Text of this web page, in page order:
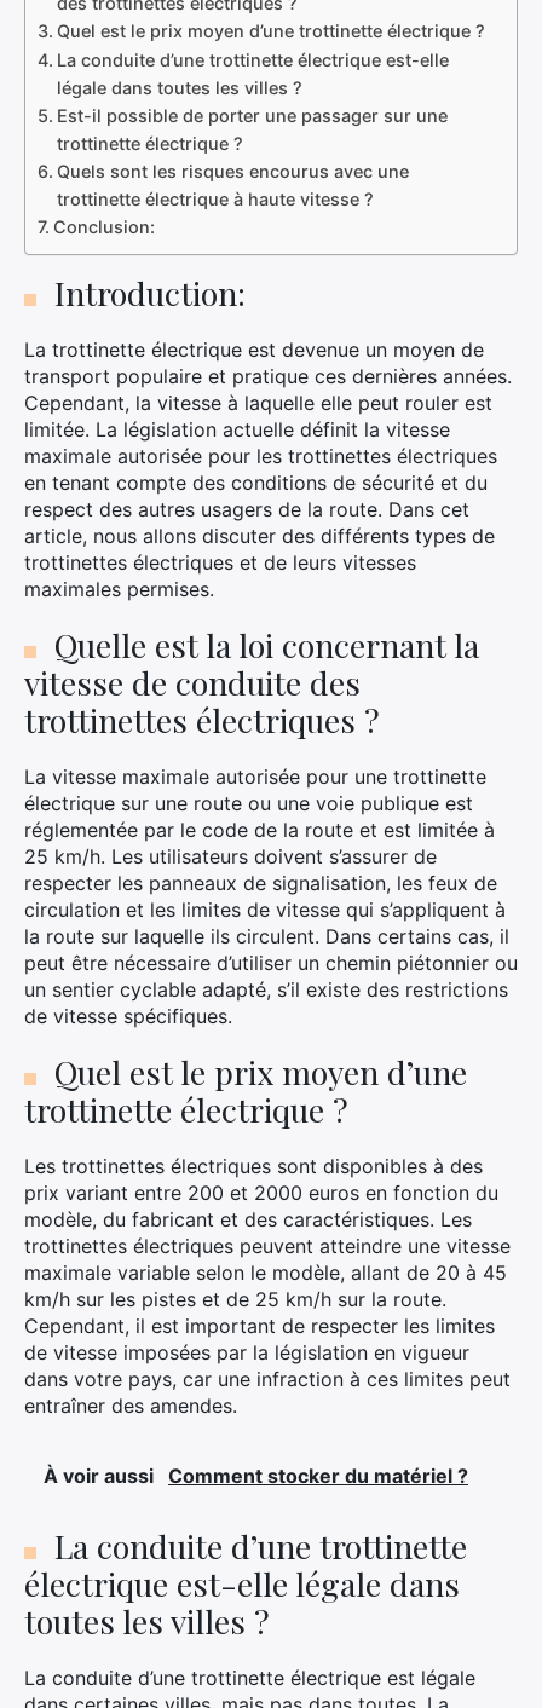
Quel est le prix moyen d’une trottinette électrique ?
La conduite d’une trottinette électrique est-elle
légale dans toutes les villes ?
Est-il possible de porter une passager sur une
trottinette électrique ?
Quels sont les risques encourus avec une
trottinette électrique à haute vitesse ?
Conclusion:
Introduction:
La trottinette électrique est devenue un moyen de
transport populaire et pratique ces dernières années.
Cependant, la vitesse à laquelle elle peut rouler est
limitée. La législation actuelle définit la vitesse
maximale autorisée pour les trottinettes électriques
en tenant compte des conditions de sécurité et du
respect des autres usagers de la route. Dans cet
article, nous allons discuter des différents types de
trottinettes électriques et de leurs vitesses
maximales permises.
Quelle est la loi concernant la
vitesse de conduite des
trottinettes électriques ?
La vitesse maximale autorisée pour une trottinette
électrique sur une route ou une voie publique est
réglementée par le code de la route et est limitée à
25 km/h. Les utilisateurs doivent s’assurer de
respecter les panneaux de signalisation, les feux de
circulation et les limites de vitesse qui s’appliquent à
la route sur laquelle ils circulent. Dans certains cas, il
peut être nécessaire d’utiliser un chemin piétonnier ou
un sentier cyclable adapté, s’il existe des restrictions
de vitesse spécifiques.
Quel est le prix moyen d’une
trottinette électrique ?
Les trottinettes électriques sont disponibles à des
prix variant entre 200 et 2000 euros en fonction du
modèle, du fabricant et des caractéristiques. Les
trottinettes électriques peuvent atteindre une vitesse
maximale variable selon le modèle, allant de 20 à 45
km/h sur les pistes et de 25 km/h sur la route.
Cependant, il est important de respecter les limites
de vitesse imposées par la législation en vigueur
dans votre pays, car une infraction à ces limites peut
entraîner des amendes.
À voir aussi Comment stocker du matériel ?
La conduite d’une trottinette
électrique est-elle légale dans
toutes les villes ?
La conduite d’une trottinette électrique est légale